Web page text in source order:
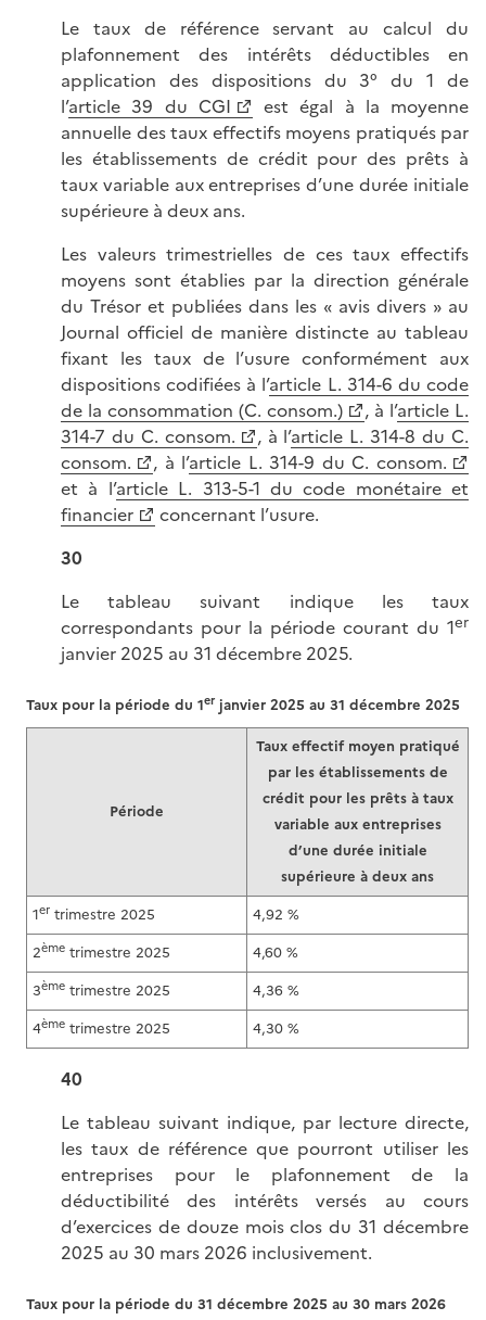
Le taux de référence servant au calcul du
plafonnement des intérêts déductibles en
application des dispositions du 3° du 1 de
l’article 39 du CGI
est égal à la moyenne
annuelle des taux effectifs moyens pratiqués par
les établissements de crédit pour des prêts à
taux variable aux entreprises d’une durée initiale
supérieure à deux ans.
Les valeurs trimestrielles de ces taux effectifs
moyens sont établies par la direction générale
du Trésor et publiées dans les « avis divers » au
Journal officiel de manière distincte au tableau
fixant les taux de l’usure conformément aux
dispositions codifiées à l’article L. 314-6 du code
de la consommation (C. consom.)
, à l’article L.
314-7 du C. consom.
, à l’article L. 314-8 du C.
consom.
, à l’article L. 314-9 du C. consom.
et à l’article L. 313-5-1 du code monétaire et
financier
concernant l’usure.
30
Le tableau suivant indique les taux
correspondants pour la période courant du 1er
janvier 2025 au 31 décembre 2025.
Taux pour la période du 1er janvier 2025 au 31 décembre 2025
Période
Taux effectif moyen pratiqué
par les établissements de
crédit pour les prêts à taux
variable aux entreprises
d’une durée initiale
supérieure à deux ans
1er trimestre 2025
4,92 %
2ème trimestre 2025
4,60 %
3ème trimestre 2025
4,36 %
4ème trimestre 2025 4,30 %
40
Le tableau suivant indique, par lecture directe,
les taux de référence que pourront utiliser les
entreprises pour le plafonnement de la
déductibilité des intérêts versés au cours
d’exercices de douze mois clos du 31 décembre
2025 au 30 mars 2026 inclusivement.
Taux pour la période du 31 décembre 2025 au 30 mars 2026